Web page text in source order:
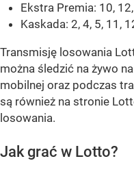
Ekstra Premia: 10,
Kaskada: 2, 4, 5, 11,
Transmisję losowania
można śledzić na żywo
mobilnej oraz podczas
są również na stronie
losowania.
Jak grać w Lotto?